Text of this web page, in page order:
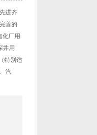
进齐
善的
化厂用
井用
特别适
汽